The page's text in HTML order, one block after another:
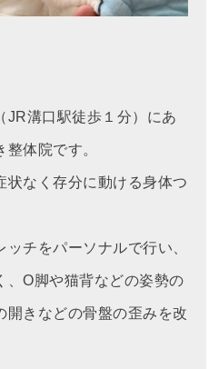
溝口駅徒歩１分）にあ
体院です。
状なく存分に動ける身体つ
チをパーソナルで行い、
、O脚や猫背などの姿勢の
開きなどの骨盤の歪みを改